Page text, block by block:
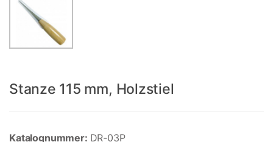
Stanze 115 mm, Holzstiel
Katalognummer: DR-03P